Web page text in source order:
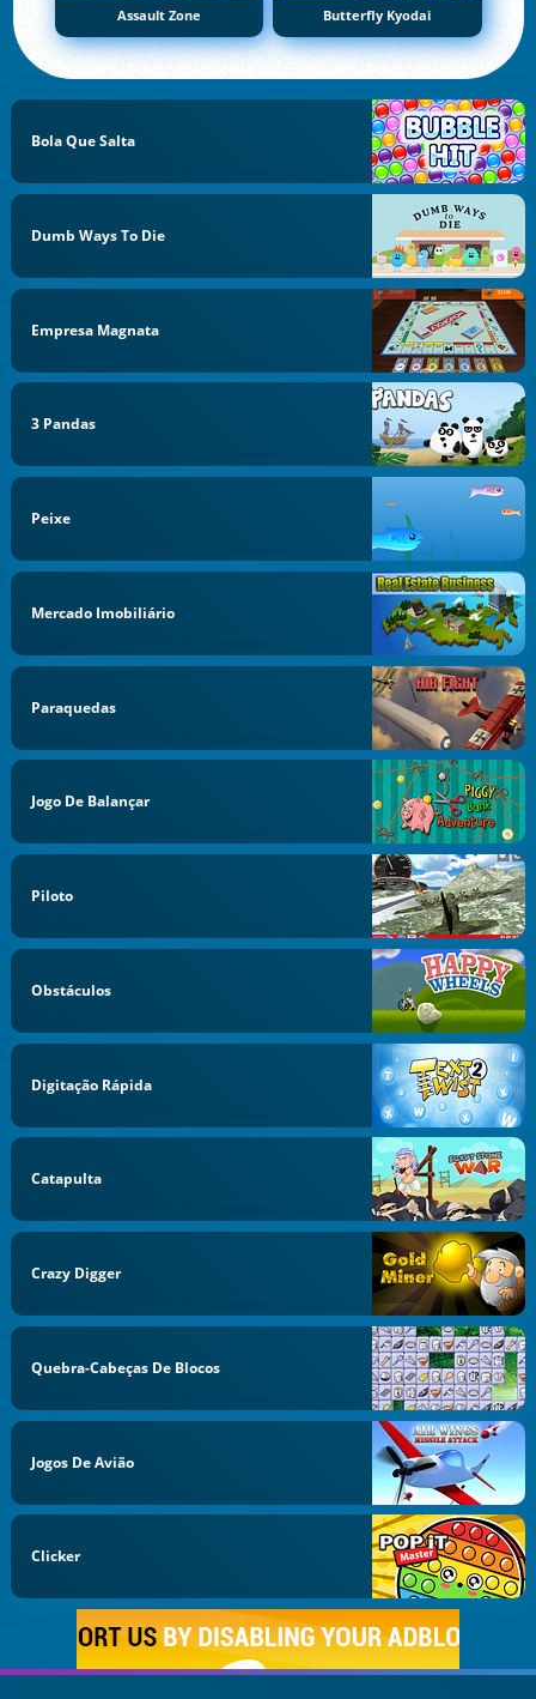
Assault Zone Butterfly Kyodai
Bola Que Salta
Dumb Ways To Die
Empresa Magnata
3 Pandas
Peixe
Mercado Imobiliário
Paraquedas
Jogo De Balançar
Piloto
Obstáculos
Digitação Rápida
Catapulta
Crazy Digger
Quebra-Cabeças De Blocos
Jogos De Avião
Clicker